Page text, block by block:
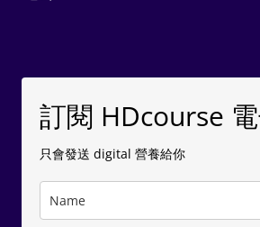
訂閱 HDcourse
只會發送 digital 營養給你